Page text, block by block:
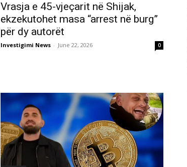
Vrasja e 45-vjeçarit në Shijak,
ekzekutohet masa “arrest në burg”
për dy autorët
Investigimi News - June 22, 2026 0